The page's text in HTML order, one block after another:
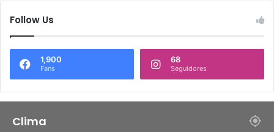
Follow Us
1,900
Fans
68
Seguidores
Clima